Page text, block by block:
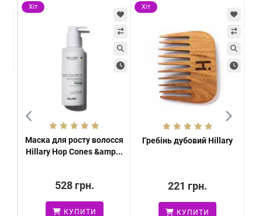
Хіт
Маска для росту волосся
Hillary Hop Cones &amp...
528 грн.
КУПИТИ
Хіт
Гребінь дубовий Hillary
221 грн.
КУПИТИ